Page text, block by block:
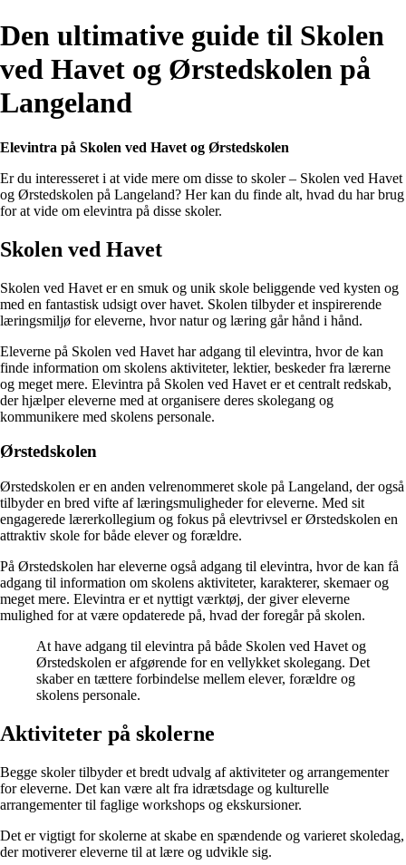
Den ultimative guide til Skolen
ved Havet og Ørstedskolen på
Langeland
Elevintra på Skolen ved Havet og Ørstedskolen
Er du interesseret i at vide mere om disse to skoler – Skolen ved Havet
og Ørstedskolen på Langeland? Her kan du finde alt, hvad du har brug
for at vide om elevintra på disse skoler.
Skolen ved Havet
Skolen ved Havet er en smuk og unik skole beliggende ved kysten og
med en fantastisk udsigt over havet. Skolen tilbyder et inspirerende
læringsmiljø for eleverne, hvor natur og læring går hånd i hånd.
Eleverne på Skolen ved Havet har adgang til elevintra, hvor de kan
finde information om skolens aktiviteter, lektier, beskeder fra lærerne
og meget mere. Elevintra på Skolen ved Havet er et centralt redskab,
der hjælper eleverne med at organisere deres skolegang og
kommunikere med skolens personale.
Ørstedskolen
Ørstedskolen er en anden velrenommeret skole på Langeland, der også
tilbyder en bred vifte af læringsmuligheder for eleverne. Med sit
engagerede lærerkollegium og fokus på elevtrivsel er Ørstedskolen en
attraktiv skole for både elever og forældre.
På Ørstedskolen har eleverne også adgang til elevintra, hvor de kan få
adgang til information om skolens aktiviteter, karakterer, skemaer og
meget mere. Elevintra er et nyttigt værktøj, der giver eleverne
mulighed for at være opdaterede på, hvad der foregår på skolen.
At have adgang til elevintra på både Skolen ved Havet og
Ørstedskolen er afgørende for en vellykket skolegang. Det
skaber en tættere forbindelse mellem elever, forældre og
skolens personale.
Aktiviteter på skolerne
Begge skoler tilbyder et bredt udvalg af aktiviteter og arrangementer
for eleverne. Det kan være alt fra idrætsdage og kulturelle
arrangementer til faglige workshops og ekskursioner.
Det er vigtigt for skolerne at skabe en spændende og varieret skoledag,
der motiverer eleverne til at lære og udvikle sig.